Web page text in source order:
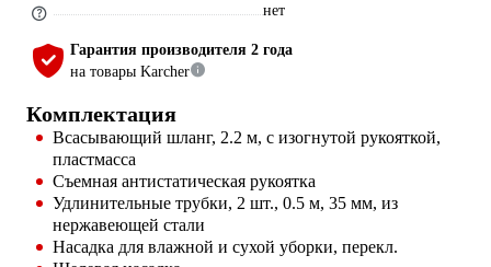
нет
Гарантия производителя 2 года
на товары Karcher
Комплектация
Всасывающий шланг, 2.2 м, с изогнутой рукояткой,
пластмасса
Съемная антистатическая рукоятка
Удлинительные трубки, 2 шт., 0.5 м, 35 мм, из
нержавеющей стали
Насадка для влажной и сухой уборки, перекл.